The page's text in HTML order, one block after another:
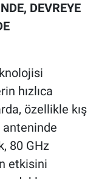
DEVREYE
hızlıca
özellikle kış
anteninde
80 GHz
etkisini